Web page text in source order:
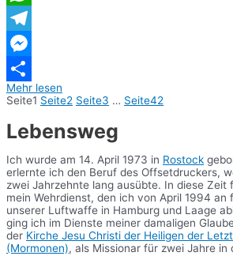
WhatsApp
Telegram
Messenger
Teilen
Mehr lesen
Seite1 Seite2 Seite3 … Seite42
Lebensweg
Ich wurde am 14. April 1973 in Rostock
erlernte ich den Beruf des Offsetdruckers,
zwei Jahrzehnte lang ausübte. In diese Zeit
mein Wehrdienst, den ich von April 1994 an
unserer Luftwaffe in Hamburg und Laage
ging ich im Dienste meiner damaligen
der Kirche Jesu Christi der Heiligen der
(Mormonen), als Missionar für zwei Jahre in